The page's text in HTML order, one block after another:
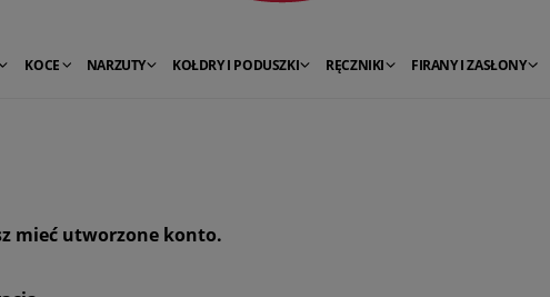
KOCE NARZUTY KOŁDRY I PODUSZKI RĘCZNIKI FIRANY I ZASŁONY
mieć utworzone konto.